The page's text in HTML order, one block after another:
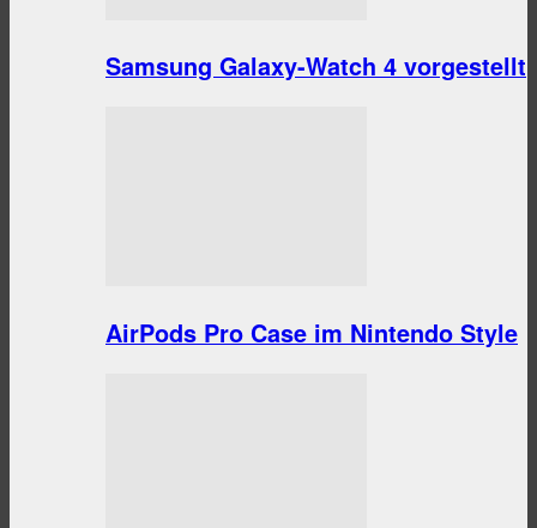
Samsung Galaxy-Watch 4 vorgestellt
AirPods Pro Case im Nintendo Style